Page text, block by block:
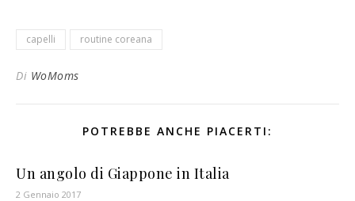
capelli routine coreana
Di WoMoms
POTREBBE ANCHE PIACERTI:
Un angolo di Giappone in Italia
2 Gennaio 2017